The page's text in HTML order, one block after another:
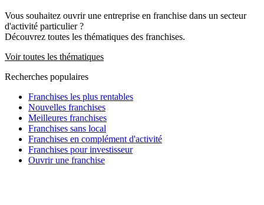
Vous souhaitez ouvrir une entreprise en franchise dans un secteur
d'activité particulier ?
Découvrez toutes les thématiques des franchises.
Voir toutes les thématiques
Recherches populaires
Franchises les plus rentables
Nouvelles franchises
Meilleures franchises
Franchises sans local
Franchises en complément d'activité
Franchises pour investisseur
Ouvrir une franchise